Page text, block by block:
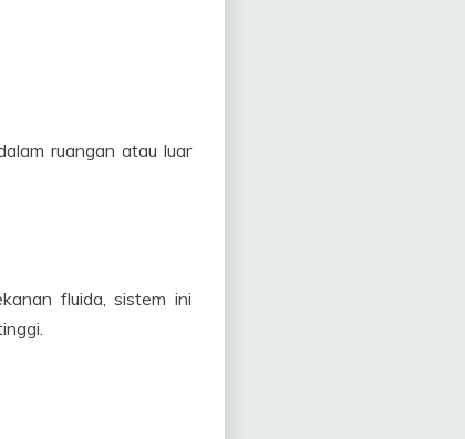
ruangan atau luar
fluida, sistem ini